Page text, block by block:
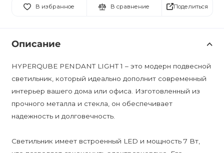
В избранное В сравнение Поделиться
Описание
HYPERQUBE PENDANT LIGHT 1 – это модерн подвесной
светильник, который идеально дополнит современный
интерьер вашего дома или офиса. Изготовленный из
прочного металла и стекла, он обеспечивает
надежность и долговечность.
Светильник имеет встроенный LED и мощность 7 Вт,